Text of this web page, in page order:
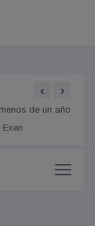
de un año
‹ ›